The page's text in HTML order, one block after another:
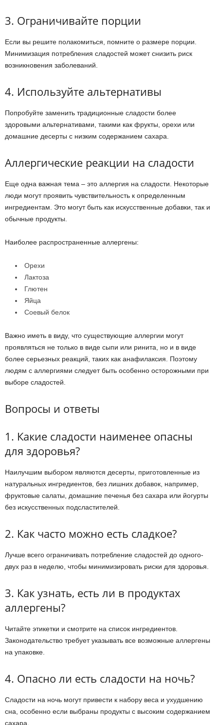
3. Ограничивайте порции
Если вы решите полакомиться, помните о размере порции.
Минимизация потребления сладостей может снизить риск
возникновения заболеваний.
4. Используйте альтернативы
Попробуйте заменить традиционные сладости более
здоровыми альтернативами, такими как фрукты, орехи или
домашние десерты с низким содержанием сахара.
Аллергические реакции на сладости
Еще одна важная тема – это аллергия на сладости. Некоторые
люди могут проявить чувствительность к определенным
ингредиентам. Это могут быть как искусственные добавки, так и
обычные продукты.
Наиболее распространенные аллергены:
Орехи
Лактоза
Глютен
Яйца
Соевый белок
Важно иметь в виду, что существующие аллергии могут
проявляться не только в виде сыпи или ринита, но и в виде
более серьезных реакций, таких как анафилаксия. Поэтому
людям с аллергиями следует быть особенно осторожными при
выборе сладостей.
Вопросы и ответы
1. Какие сладости наименее опасны
для здоровья?
Наилучшим выбором являются десерты, приготовленные из
натуральных ингредиентов, без лишних добавок, например,
фруктовые салаты, домашние печенья без сахара или йогурты
без искусственных подсластителей.
2. Как часто можно есть сладкое?
Лучше всего ограничивать потребление сладостей до одного-
двух раз в неделю, чтобы минимизировать риски для здоровья.
3. Как узнать, есть ли в продуктах
аллергены?
Читайте этикетки и смотрите на список ингредиентов.
Законодательство требует указывать все возможные аллергены
на упаковке.
4. Опасно ли есть сладости на ночь?
Сладости на ночь могут привести к набору веса и ухудшению
сна, особенно если выбраны продукты с высоким содержанием
сахара.